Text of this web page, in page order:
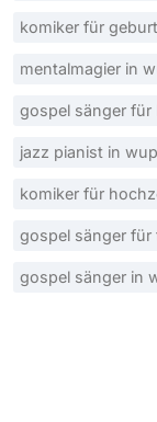
komiker für
mentalmagier in
gospel sänger für
jazz pianist in
komiker für
gospel sänger
gospel sänger in